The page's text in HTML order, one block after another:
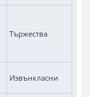
Тържества
Извънкласни